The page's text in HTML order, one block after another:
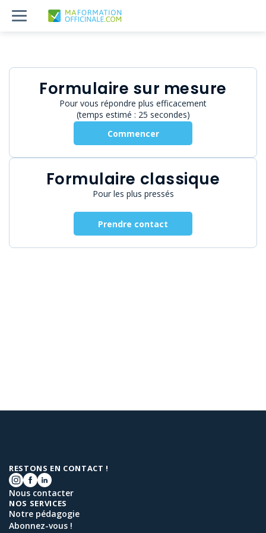
Formulaire sur mesure
Pour vous répondre plus efficacement
(temps estimé : 25 secondes)
Commencer
Formulaire classique
Pour les plus pressés
Prendre contact
RESTONS EN CONTACT !
Nous contacter
NOS SERVICES
Notre pédagogie
Abonnez-vous !